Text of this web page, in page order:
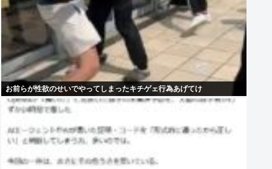
お前らが性欲のせいでやってしまったキチゲェ行為あげてけ